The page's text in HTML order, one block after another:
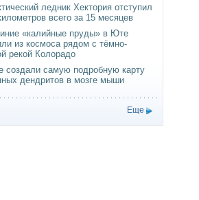
ледник Хектория отступил
всего за 15 месяцев
«калийные пруды» в Юте
из космоса рядом с тёмно-
рекой Колорадо
создали самую подробную карту
дендритов в мозге мыши
Еще